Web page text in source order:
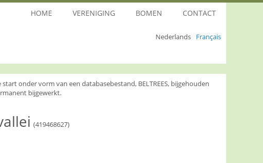
Nederlands Français
HOME VERENIGING BOMEN CONTACT
onder vorm van een databasebestand, BELTREES, bijgehouden
bijgewerkt.
(419468627)